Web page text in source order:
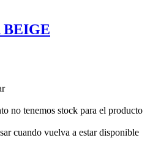
BEIGE
no tenemos stock para el producto
cuando vuelva a estar disponible